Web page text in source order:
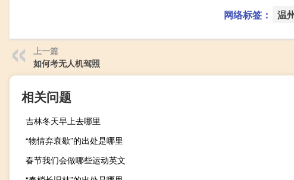
网络标签： 温
上一篇
如何考无人机驾照
相关问题
吉林冬天早上去哪里
“物情弃衰歇”的出处是哪里
春节我们会做哪些运动英文